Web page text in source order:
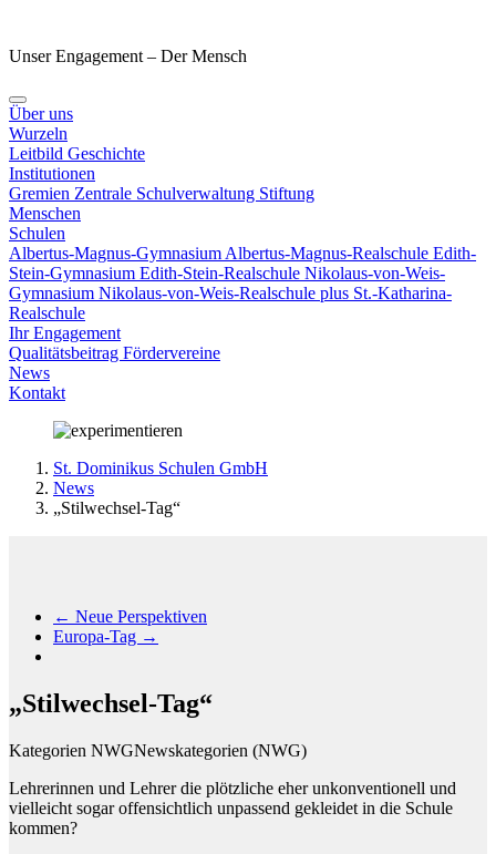
Unser Engagement – Der Mensch
Über uns
Wurzeln
Leitbild Geschichte
Institutionen
Gremien Zentrale Schulverwaltung Stiftung
Menschen
Schulen
Albertus-Magnus-Gymnasium Albertus-Magnus-Realschule Edith-
Stein-Gymnasium Edith-Stein-Realschule Nikolaus-von-Weis-
Gymnasium Nikolaus-von-Weis-Realschule plus St.-Katharina-
Realschule
Ihr Engagement
Qualitätsbeitrag Fördervereine
News
Kontakt
St. Dominikus Schulen GmbH
News
„Stilwechsel-Tag“
← Neue Perspektiven
Europa-Tag →
„Stilwechsel-Tag“
Kategorien NWGNewskategorien (NWG)
Lehrerinnen und Lehrer die plötzliche eher unkonventionell und
vielleicht sogar offensichtlich unpassend gekleidet in die Schule
kommen?